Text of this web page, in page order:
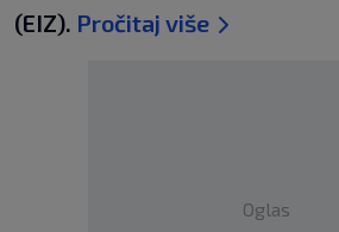
(EIZ). Pročitaj više
Oglas